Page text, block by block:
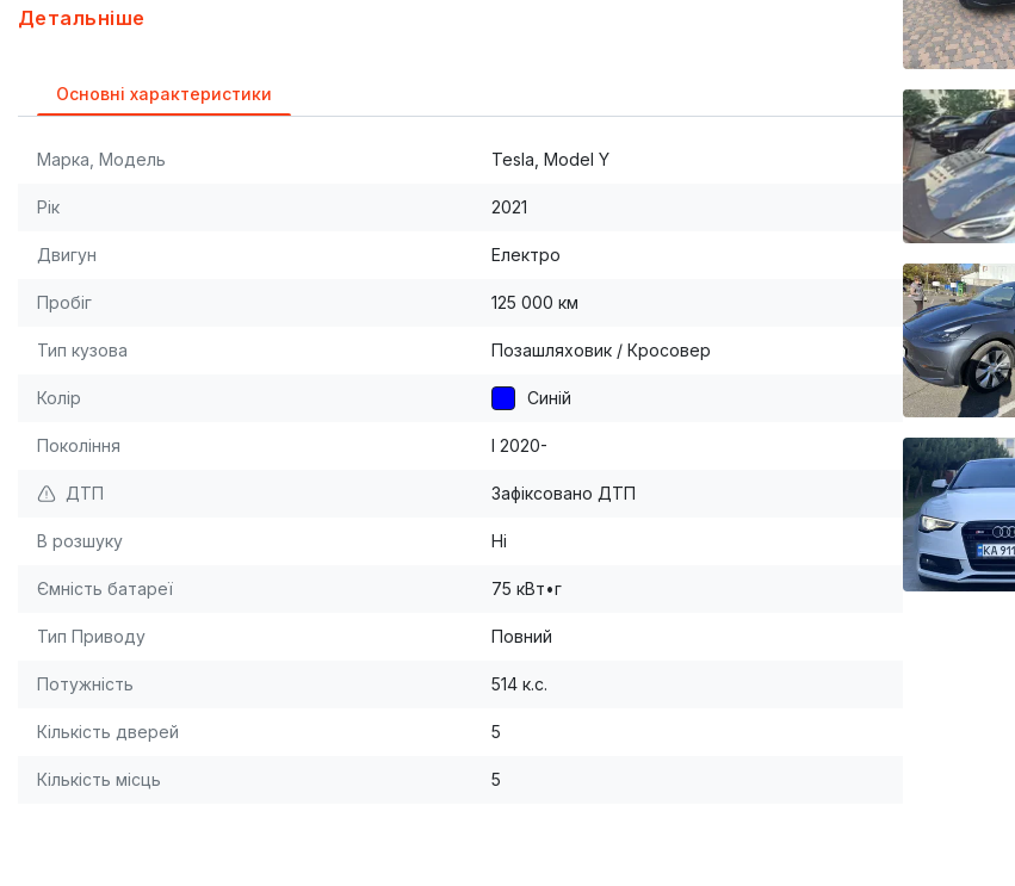
парктроніки V Безключовий доступ, електробагажник У Пробіг: 125 000 км • Будь-які
Детальніше
Основні характеристики
Марка, Модель Tesla, Model Y
Рік 2021
Двигун Електро
Пробіг 125 000 км
Тип кузова Позашляховик / Кросовер
Колір Синій
Покоління I 2020-
ДТП Зафіксовано ДТП
В розшуку Ні
Ємність батареї 75 кВт•г
Тип Приводу Повний
Потужність 514 к.с.
Кількість дверей 5
Кількість місць 5